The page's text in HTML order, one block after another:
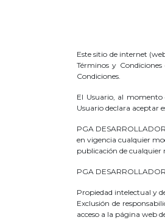
Este sitio de internet
Términos y
Condiciones.
El Usuario, al momento
Usuario declara aceptar
PGA
en vigencia cualquier
publicación de cualquier
PGA
Propiedad intelectual y
Exclusión de
acceso a la página web